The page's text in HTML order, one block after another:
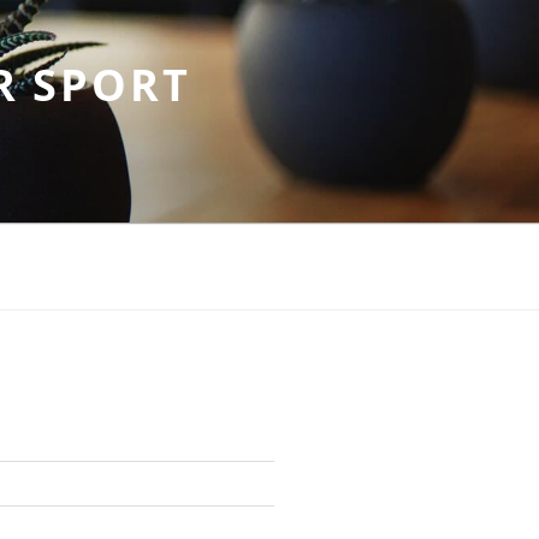
SPORT